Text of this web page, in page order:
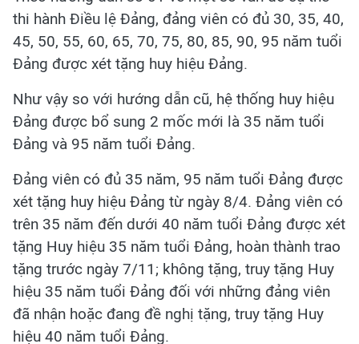
thi hành Điều lệ Đảng, đảng viên có đủ 30, 35, 40,
45, 50, 55, 60, 65, 70, 75, 80, 85, 90, 95 năm tuổi
Đảng được xét tặng huy hiệu Đảng.
Như vậy so với hướng dẫn cũ, hệ thống huy hiệu
Đảng được bổ sung 2 mốc mới là 35 năm tuổi
Đảng và 95 năm tuổi Đảng.
Đảng viên có đủ 35 năm, 95 năm tuổi Đảng được
xét tặng huy hiệu Đảng từ ngày 8/4. Đảng viên có
trên 35 năm đến dưới 40 năm tuổi Đảng được xét
tặng Huy hiệu 35 năm tuổi Đảng, hoàn thành trao
tặng trước ngày 7/11; không tặng, truy tặng Huy
hiệu 35 năm tuổi Đảng đối với những đảng viên
đã nhận hoặc đang đề nghị tặng, truy tặng Huy
hiệu 40 năm tuổi Đảng.